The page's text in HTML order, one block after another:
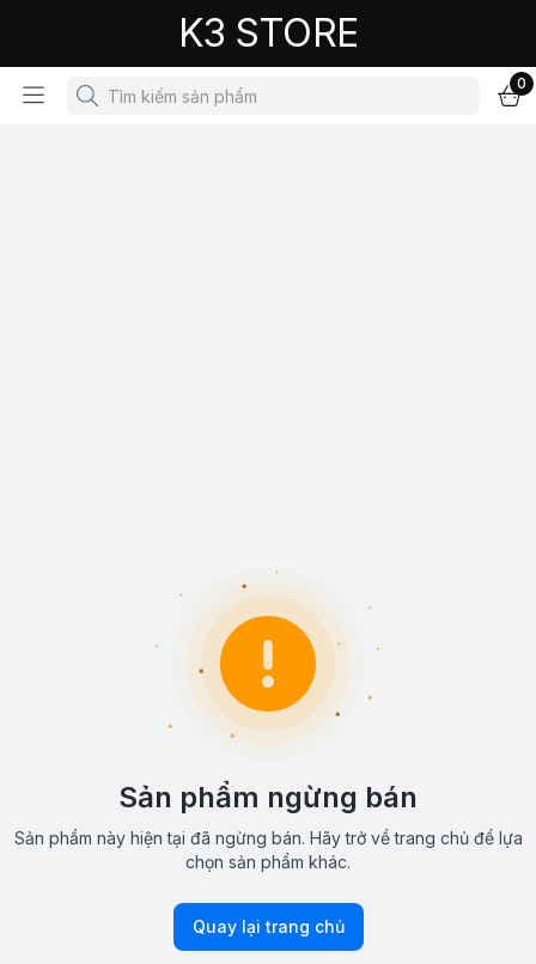
K3 STORE
0
Sản phẩm ngừng bán
Sản phẩm này hiện tại đã ngừng bán. Hãy trở về trang chủ để lựa
chọn sản phẩm khác.
Quay lại trang chủ